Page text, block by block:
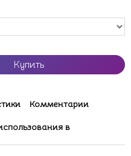
Купить
Комментарии
в